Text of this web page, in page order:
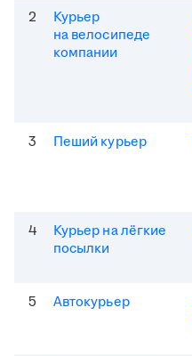
2
Курьер
на велосипеде
компании
3 Пеший курьер
4
Курьер на лёгкие
посылки
5 Автокурьер